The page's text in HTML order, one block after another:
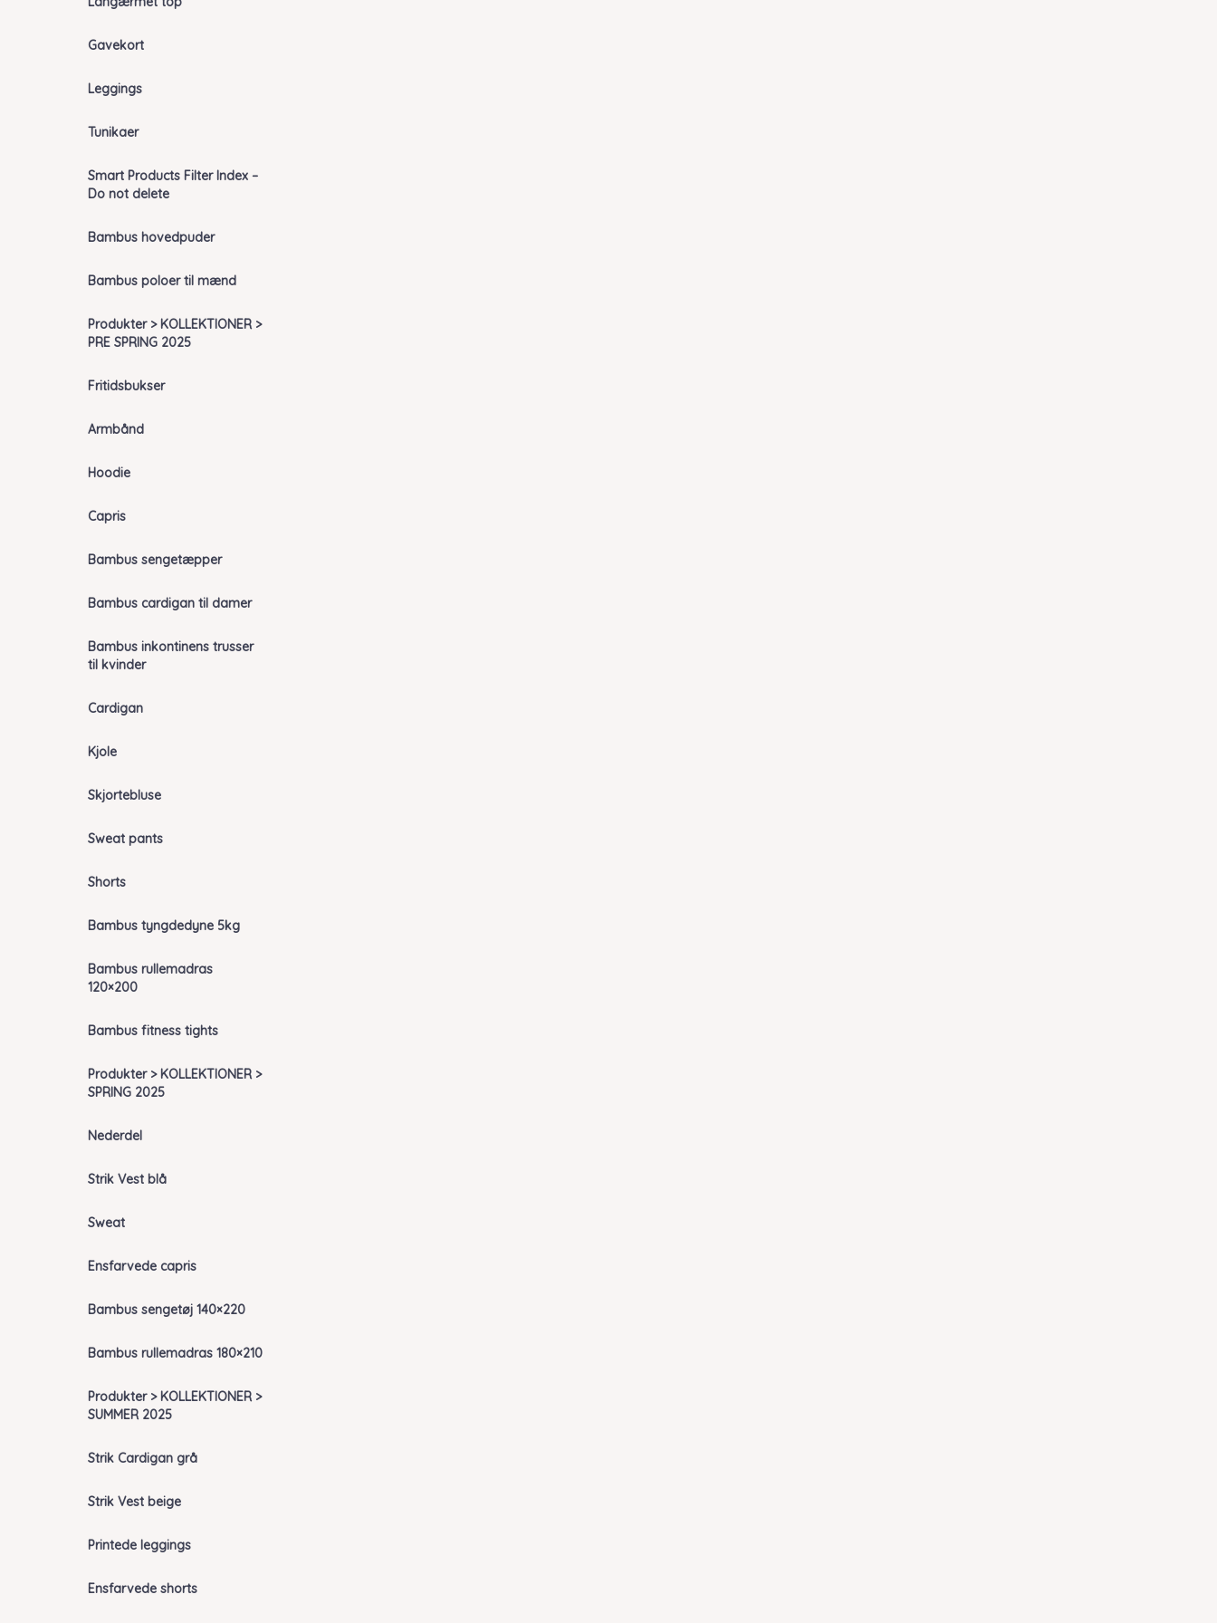
Gavekort
Leggings
Tunikaer
Smart Products Filter Index –
Do not delete
Bambus hovedpuder
Bambus poloer til mænd
Produkter > KOLLEKTIONER >
PRE SPRING 2025
Fritidsbukser
Armbånd
Hoodie
Capris
Bambus sengetæpper
Bambus cardigan til damer
Bambus inkontinens trusser
til kvinder
Cardigan
Kjole
Skjortebluse
Sweat pants
Shorts
Bambus tyngdedyne 5kg
Bambus rullemadras
120×200
Bambus fitness tights
Produkter > KOLLEKTIONER >
SPRING 2025
Nederdel
Strik Vest blå
Sweat
Ensfarvede capris
Bambus sengetøj 140×220
Bambus rullemadras 180×210
Produkter > KOLLEKTIONER >
SUMMER 2025
Strik Cardigan grå
Strik Vest beige
Printede leggings
Ensfarvede shorts